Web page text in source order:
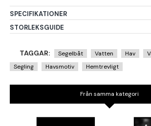
SPECIFIKATIONER
STORLEKSGUIDE
TAGGAR: Segelbåt Vatten Hav
Segling
Havsmotiv Hemtrevligt
Från samma kategori